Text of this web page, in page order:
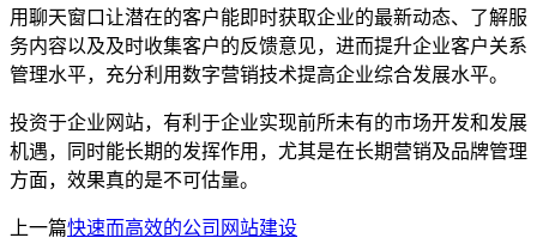
用聊天窗口让潜在的客户能即时获取企业的最新动态、了解服
务内容以及及时收集客户的反馈意见，进而提升企业客户关系
管理水平，充分利用数字营销技术提高企业综合发展水平。
投资于企业网站，有利于企业实现前所未有的市场开发和发展
机遇，同时能长期的发挥作用，尤其是在长期营销及品牌管理
方面，效果真的是不可估量。
上一篇快速而高效的公司网站建设